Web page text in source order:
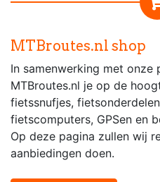
MTBroutes.nl shop
In samenwerking met onze
MTBroutes.nl je op de
fietssnufjes,
fietscomputers, GPSen en
Op deze pagina zullen wij
aanbiedingen doen.